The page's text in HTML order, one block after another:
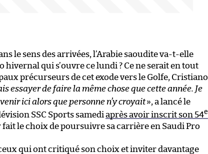
le sens des arrivées, l’Arabie saoudite va-t-elle
qui s’ouvre ce lundi ? Ce ne serait en tout
précurseurs de cet exode vers le Golfe, Cristiano
essayer de faire la même chose que cette année. Je
ici alors que personne n’y croyait», a lancé le
SSC Sports samedi après avoir inscrit son 54e
fait le choix de poursuivre sa carrière en Saudi Pro
qui ont critiqué son choix et inviter davantage